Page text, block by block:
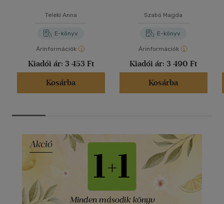
Teleki Anna
E-könyv
Árinformációk
Kiadói ár: 3 453 Ft
Kosárba
Szabó Magda
E-könyv
Árinformációk
Kiadói ár: 3 490 Ft
Kosárba